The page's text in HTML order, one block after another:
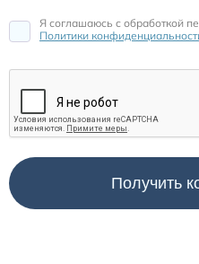
Я соглашаюсь c обработкой
Политики